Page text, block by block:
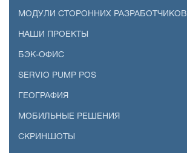
МОДУЛИ СТОРОННИХ РАЗРАБОТЧИКОВ
НАШИ ПРОЕКТЫ
БЭК-ОФИС
SERVIO PUMP POS
ГЕОГРАФИЯ
МОБИЛЬНЫЕ РЕШЕНИЯ
СКРИНШОТЫ